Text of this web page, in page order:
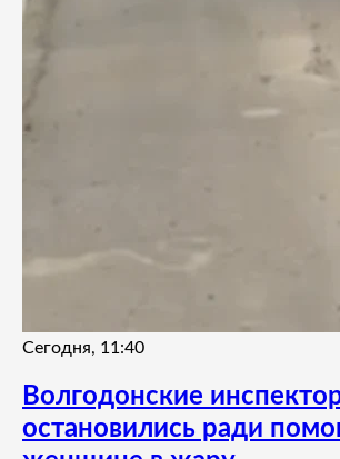
Сегодня, 11:40
Волгодонские
остановились ради